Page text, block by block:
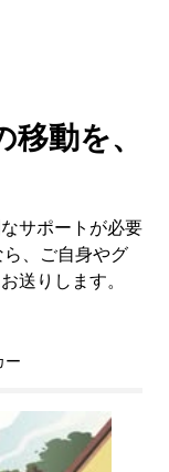
動を、
サポートが必要
、ご自身やグ
送りします。
ー